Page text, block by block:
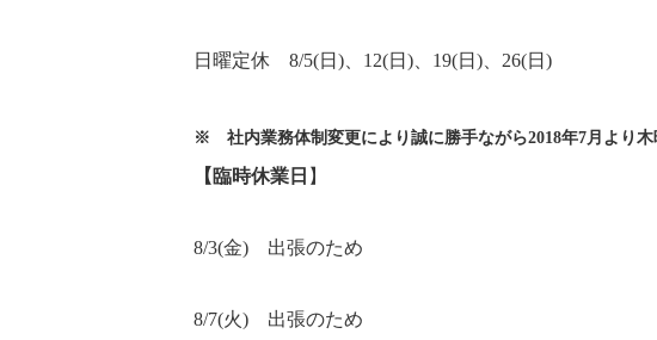
日曜定休 8/5(日)、12(日)、19(日)、26(日)
※ 社内業務体制変更により誠に勝手ながら2018年7月より木
【臨時休業日 】
8/3(金) 出張のため
8/7(火) 出張のため